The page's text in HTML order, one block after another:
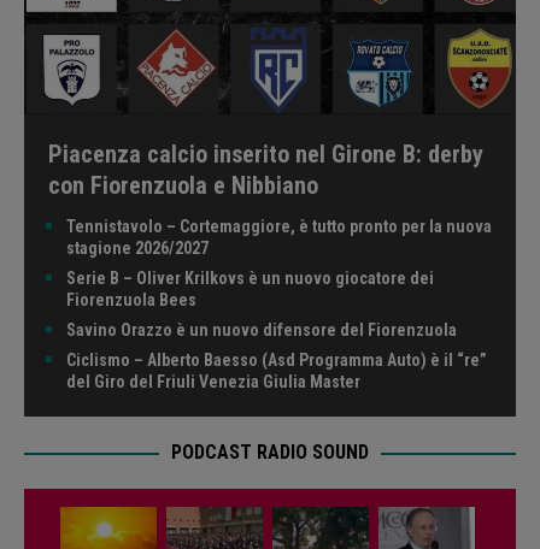
Piacenza calcio inserito nel Girone B: derby
con Fiorenzuola e Nibbiano
Tennistavolo – Cortemaggiore, è tutto pronto per la nuova
stagione 2026/2027
Serie B – Oliver Krilkovs è un nuovo giocatore dei
Fiorenzuola Bees
Savino Orazzo è un nuovo difensore del Fiorenzuola
Ciclismo – Alberto Baesso (Asd Programma Auto) è il “re”
del Giro del Friuli Venezia Giulia Master
PODCAST RADIO SOUND